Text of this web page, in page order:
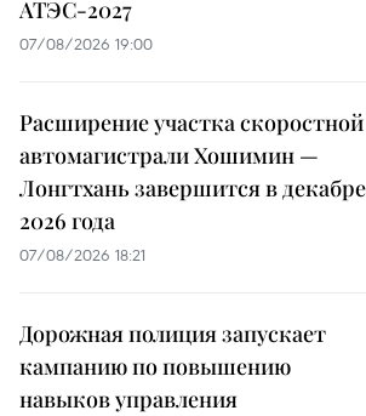
АТЭС-2027
07/08/2026 19:00
Расширение участка скоростной
автомагистрали Хошимин —
Лонгтхань завершится в декабре
2026 года
07/08/2026 18:21
Дорожная полиция запускает
кампанию по повышению
навыков управления